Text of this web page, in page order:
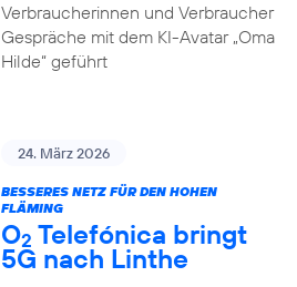
Verbraucherinnen und Verbraucher
Gespräche mit dem KI-Avatar „Oma
Hilde“ geführt
24. März 2026
BESSERES NETZ FÜR DEN HOHEN
FLÄMING
O2 Telefónica bringt
5G nach Linthe